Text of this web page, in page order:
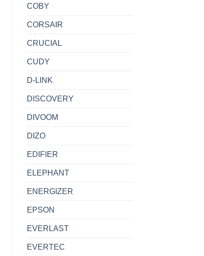
COBY
CORSAIR
CRUCIAL
CUDY
D-LINK
DISCOVERY
DIVOOM
DIZO
EDIFIER
ELEPHANT
ENERGIZER
EPSON
EVERLAST
EVERTEC